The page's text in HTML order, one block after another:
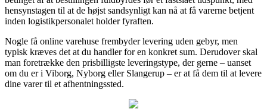
hensynstagen til at de højst sandsynligt kan nå at få varerne betjent
inden logistikpersonalet holder fyraften.
Nogle få online varehuse frembyder levering uden gebyr, men
typisk kræves det at du handler for en konkret sum. Derudover skal
man foretrække den prisbilligste leveringstype, der gerne – uanset
om du er i Viborg, Nyborg eller Slangerup – er at få dem til at levere
dine varer til et afhentningssted.